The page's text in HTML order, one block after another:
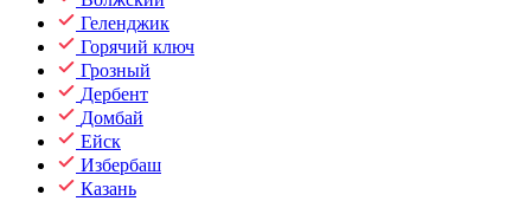
Геленджик
Горячий ключ
Грозный
Дербент
Домбай
Ейск
Избербаш
Казань